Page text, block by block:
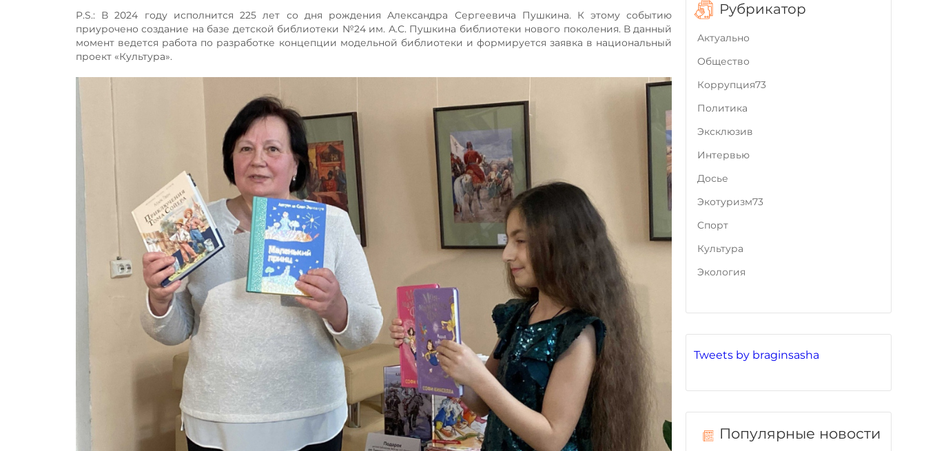
P.S.: В 2024 году исполнится 225 лет со дня рождения Александра Сергеевича Пушкина. К этому событию
приурочено создание на базе детской библиотеки №24 им. А.С. Пушкина библиотеки нового поколения. В данный
момент ведется работа по разработке концепции модельной библиотеки и формируется заявка в национальный
проект «Культура».
Tweets by braginsasha
Популярные новости
Рубрикатор
Актуально
Общество
Коррупция73
Политика
Эксклюзив
Интервью
Досье
Экотуризм73
Cпорт
Культура
Экология